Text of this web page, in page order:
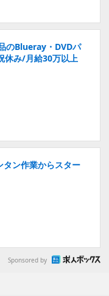
のBlueray・DVDパ
休み/月給30万以上
ン作業からスター
Sponsored by